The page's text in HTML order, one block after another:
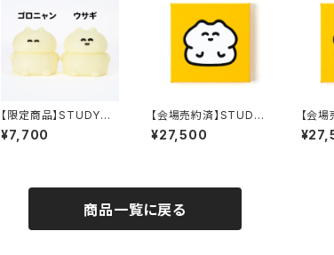
【限定商品】STUDY優
作 ソフビ人形 蓄光ve
r. 直筆サイン入り
¥7,700
【会場売約済】STUDY
優作 原画２２ 「ウサギさ
ん：ポージング」
¥27,500
【会
優作
ん：お
商品一覧に戻る